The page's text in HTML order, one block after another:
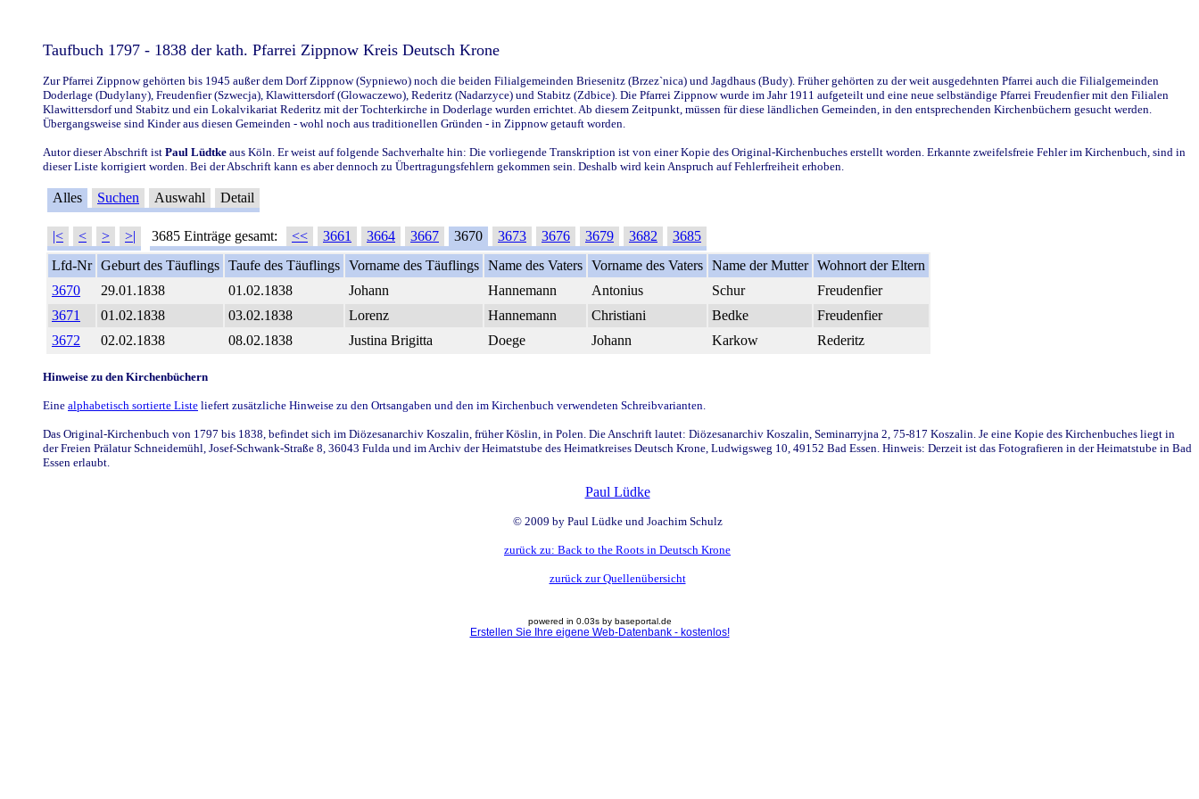
Taufbuch 1797 - 1838 der kath. Pfarrei Zippnow Kreis Deutsch Krone
Zur Pfarrei Zippnow gehörten bis 1945 außer dem Dorf Zippnow (Sypniewo) noch die beiden Filialgemeinden Briesenitz (Brzez`nica) und Jagdhaus (Budy). Früher gehörten zu der weit ausgedehnten Pfarrei auch die Filialgemeinden
Doderlage (Dudylany), Freudenfier (Szwecja), Klawittersdorf (Glowaczewo), Rederitz (Nadarzyce) und Stabitz (Zdbice). Die Pfarrei Zippnow wurde im Jahr 1911 aufgeteilt und eine neue selbständige Pfarrei Freudenfier mit den Filialen
Klawittersdorf und Stabitz und ein Lokalvikariat Rederitz mit der Tochterkirche in Doderlage wurden errichtet. Ab diesem Zeitpunkt, müssen für diese ländlichen Gemeinden, in den entsprechenden Kirchenbüchern gesucht werden.
Übergangsweise sind Kinder aus diesen Gemeinden - wohl noch aus traditionellen Gründen - in Zippnow getauft worden.
Autor dieser Abschrift ist Paul Lüdtke aus Köln. Er weist auf folgende Sachverhalte hin: Die vorliegende Transkription ist von einer Kopie des Original-Kirchenbuches erstellt worden. Erkannte zweifelsfreie Fehler im Kirchenbuch, sind in
dieser Liste korrigiert worden. Bei der Abschrift kann es aber dennoch zu Übertragungsfehlern gekommen sein. Deshalb wird kein Anspruch auf Fehlerfreiheit erhoben.
Alles Suchen Auswahl Detail
|< < > >| 3685 Einträge gesamt: << 3661 3664 3667 3670 3673 3676 3679 3682
3685
Lfd-Nr Geburt des Täuflings Taufe des Täuflings Vorname des Täuflings Name des Vaters Vorname des Vaters Name der Mutter Wohnort der Eltern
3670
29.01.1838 01.02.1838 Johann Hannemann Antonius Schur
Freudenfier
3671
01.02.1838 03.02.1838 Lorenz Hannemann Christiani Bedke
Freudenfier
3672
02.02.1838 08.02.1838 Justina Brigitta Doege Johann Karkow Rederitz
Hinweise zu den Kirchenbüchern
Eine alphabetisch sortierte Liste liefert zusätzliche Hinweise zu den Ortsangaben und den im Kirchenbuch verwendeten Schreibvarianten.
Das Original-Kirchenbuch von 1797 bis 1838, befindet sich im Diözesanarchiv Koszalin, früher Köslin, in Polen. Die Anschrift lautet: Diözesanarchiv Koszalin, Seminarryjna 2, 75-817 Koszalin. Je eine Kopie des Kirchenbuches liegt in
der Freien Prälatur Schneidemühl, Josef-Schwank-Straße 8, 36043 Fulda und im Archiv der Heimatstube des Heimatkreises Deutsch Krone, Ludwigsweg 10, 49152 Bad Essen. Hinweis: Derzeit ist das Fotografieren in der Heimatstube in Bad
Essen erlaubt.
Paul Lüdke
© 2009 by Paul Lüdke und Joachim Schulz
zurück zu: Back to the Roots in Deutsch Krone
zurück zur Quellenübersicht
powered in 0.03s by baseportal.de
Erstellen Sie Ihre eigene Web-Datenbank - kostenlos!